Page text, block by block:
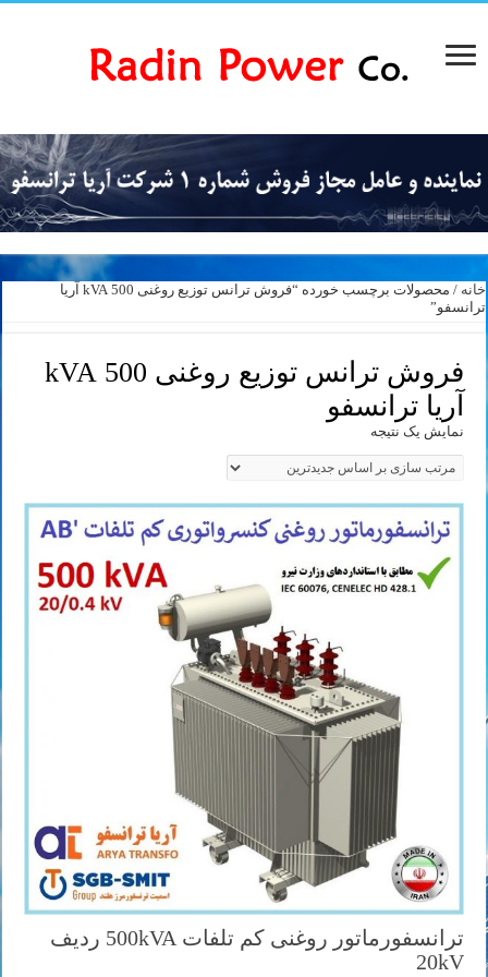
خانه
/ محصولات برچسب خورده “فروش ترانس توزیع روغنی 500 kVA آریا
ترانسفو”
فروش ترانس توزیع روغنی 500 kVA
آریا ترانسفو
نمایش یک نتیجه
ترانسفورماتور روغنی کم تلفات 500kVA ردیف
20kV